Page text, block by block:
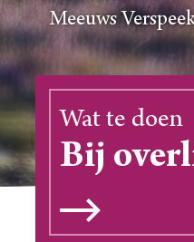
Meeuws
Wat te doen
Bij